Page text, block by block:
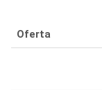
Oferta